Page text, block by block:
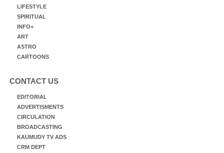
LIFESTYLE
SPIRITUAL
INFO+
ART
ASTRO
CARTOONS
CONTACT US
EDITORIAL
ADVERTISMENTS
CIRCULATION
BROADCASTING
KAUMUDY TV ADS
CRM DEPT